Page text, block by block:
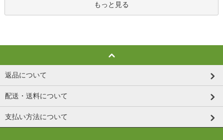
もっと見る
返品について
配送・送料について
支払い方法について